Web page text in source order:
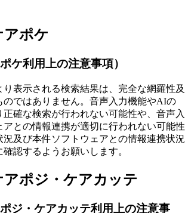
ポケ
ケ利用上の注意事項）
表示される検索結果は、完全な網羅性及
のではありません。音声入力機能やAIの
確な検索が行われない可能性や、音声入
アとの情報連携が適切に行われない可能性
況及び本件ソフトウェアとの情報連携状況
認するようお願いします。
ポジ・ケアカッテ
ジ・ケアカッテ利用上の注意事